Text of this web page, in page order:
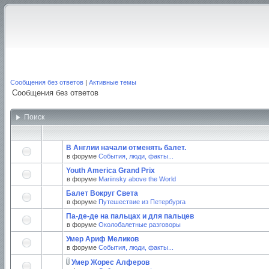
Сообщения без ответов | Активные темы
Сообщения без ответов
Поиск
В Англии начали отменять балет.
в форуме События, люди, факты...
Youth America Grand Prix
в форуме Mariinsky above the World
Балет Вокруг Света
в форуме Путешествие из Петербурга
Па-де-де на пальцах и для пальцев
в форуме Околобалетные разговоры
Умер Ариф Меликов
в форуме События, люди, факты...
Умер Жорес Алферов